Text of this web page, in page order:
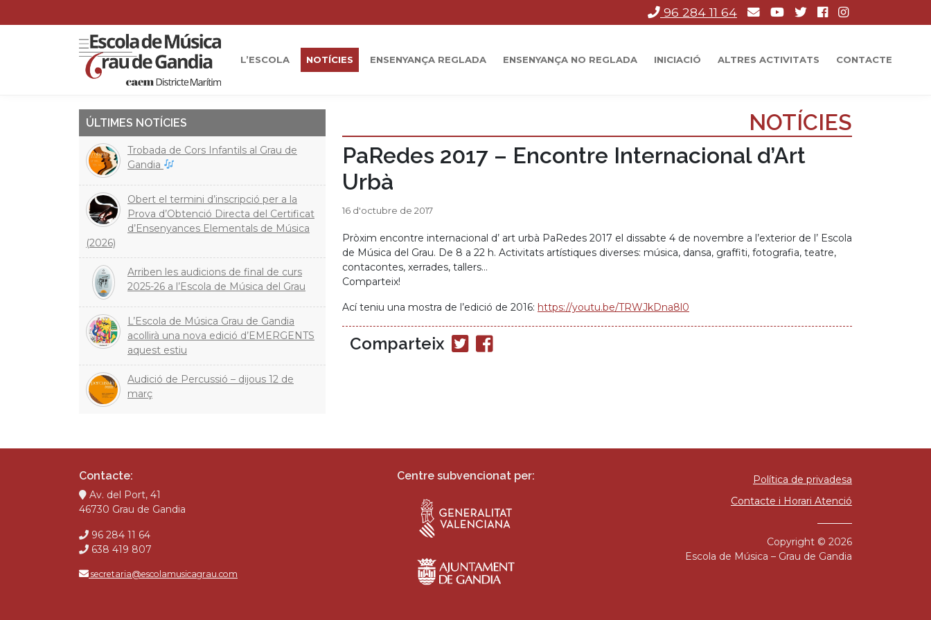
96 284 11 64
L’ESCOLA NOTÍCIES ENSENYANÇA REGLADA ENSENYANÇA NO REGLADA INICIACIÓ ALTRES ACTIVITATS CONTACTE
NOTÍCIES
PaRedes 2017 – Encontre Internacional d’Art
Urbà
16 d'octubre de 2017
Pròxim encontre internacional d’ art urbà PaRedes 2017 el dissabte 4 de novembre a l’exterior de l’ Escola
de Música del Grau. De 8 a 22 h. Activitats artístiques diverses: música, dansa, graffiti, fotografia, teatre,
contacontes, xerrades, tallers…
Comparteix!
Ací teniu una mostra de l’edició de 2016: https://youtu.be/TRWJkDna8l0
Comparteix
Compartir
en
Compartir
en
ÚLTIMES NOTÍCIES
Trobada de Cors Infantils al Grau de
Gandia
Obert el termini d’inscripció per a la
Prova d’Obtenció Directa del Certificat
d’Ensenyances Elementals de Música
(2026)
Arriben les audicions de final de curs
2025-26 a l’Escola de Música del Grau
L’Escola de Música Grau de Gandia
acollirà una nova edició d’EMERGENTS
aquest estiu
Audició de Percussió – dijous 12 de
març
Contacte:
Av. del Port, 41
46730 Grau de Gandia
96 284 11 64
638 419 807
secretaria@escolamusicagrau.com
Centre subvencionat per:
Política de privadesa
Contacte i Horari Atenció
Copyright © 2026
Escola de Música – Grau de Gandia